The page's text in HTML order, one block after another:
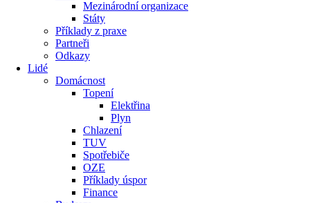
Mezinárodní organizace
Státy
Příklady z praxe
Partneři
Odkazy
Lidé
Domácnost
Topení
Elektřina
Plyn
Chlazení
TUV
Spotřebiče
OZE
Příklady úspor
Finance